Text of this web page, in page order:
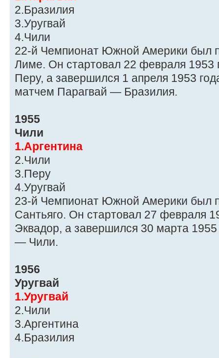
2.Бразилия
3.Уругвай
4.Чили
22-й Чемпионат Южной Америки был
Лиме. Он стартовал 22 февраля
Перу, а завершился 1 апреля 1953
матчем Парагвай — Бразилия.
1955
Чили
1.Аргентина
2.Чили
3.Перу
4.Уругвай
23-й Чемпионат Южной Америки был
Сантьяго. Он стартовал 27 февраля
Эквадор, а завершился 30 марта
— Чили.
1956
Уругвай
1.Уругвай
2.Чили
3.Аргентина
4.Бразилия